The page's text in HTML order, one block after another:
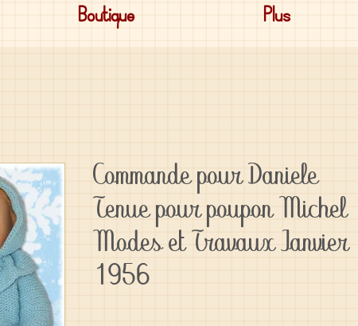
Boutique Plus
Commande pour Daniele
Tenue pour poupon Michel
Modes et Travaux Janvier
1956